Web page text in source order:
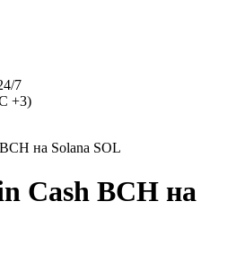
7
+3)
на Solana SOL
Cash BCH на